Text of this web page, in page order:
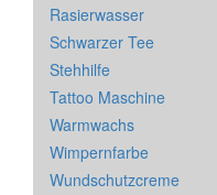
Rasierwasser
Schwarzer Tee
Stehhilfe
Tattoo Maschine
Warmwachs
Wimpernfarbe
Wundschutzcreme